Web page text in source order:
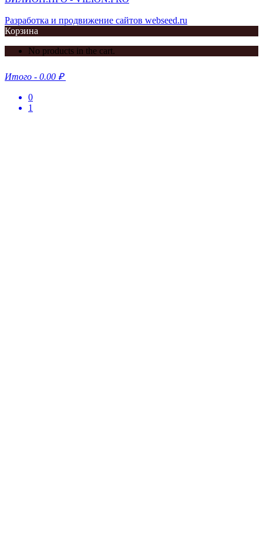
Разработка и продвижение сайтов webseed.ru
Корзина
No products in the cart.
Итого - 0.00 ₽
0
1